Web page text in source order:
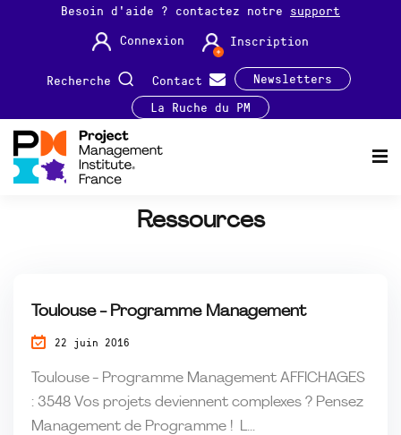
Besoin d'aide ? contactez notre support
Connexion
Inscription
Recherche Contact
Newsletters
La Ruche du PM
Ressources
Toulouse - Programme Management
22 juin 2016
Toulouse - Programme Management AFFICHAGES
: 3548 Vos projets deviennent complexes ? Pensez
Management de Programme ! L...